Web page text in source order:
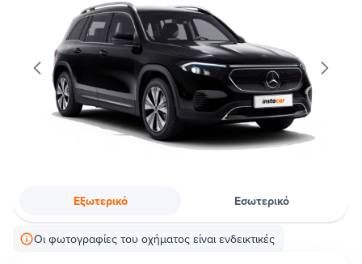
Εξωτερικό Εσωτερικό
Οι φωτογραφίες του οχήματος είναι ενδεικτικές